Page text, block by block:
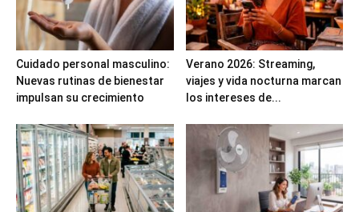
Cuidado personal masculino:
Nuevas rutinas de bienestar
impulsan su crecimiento
Verano 2026: Streaming,
viajes y vida nocturna marcan
los intereses de...